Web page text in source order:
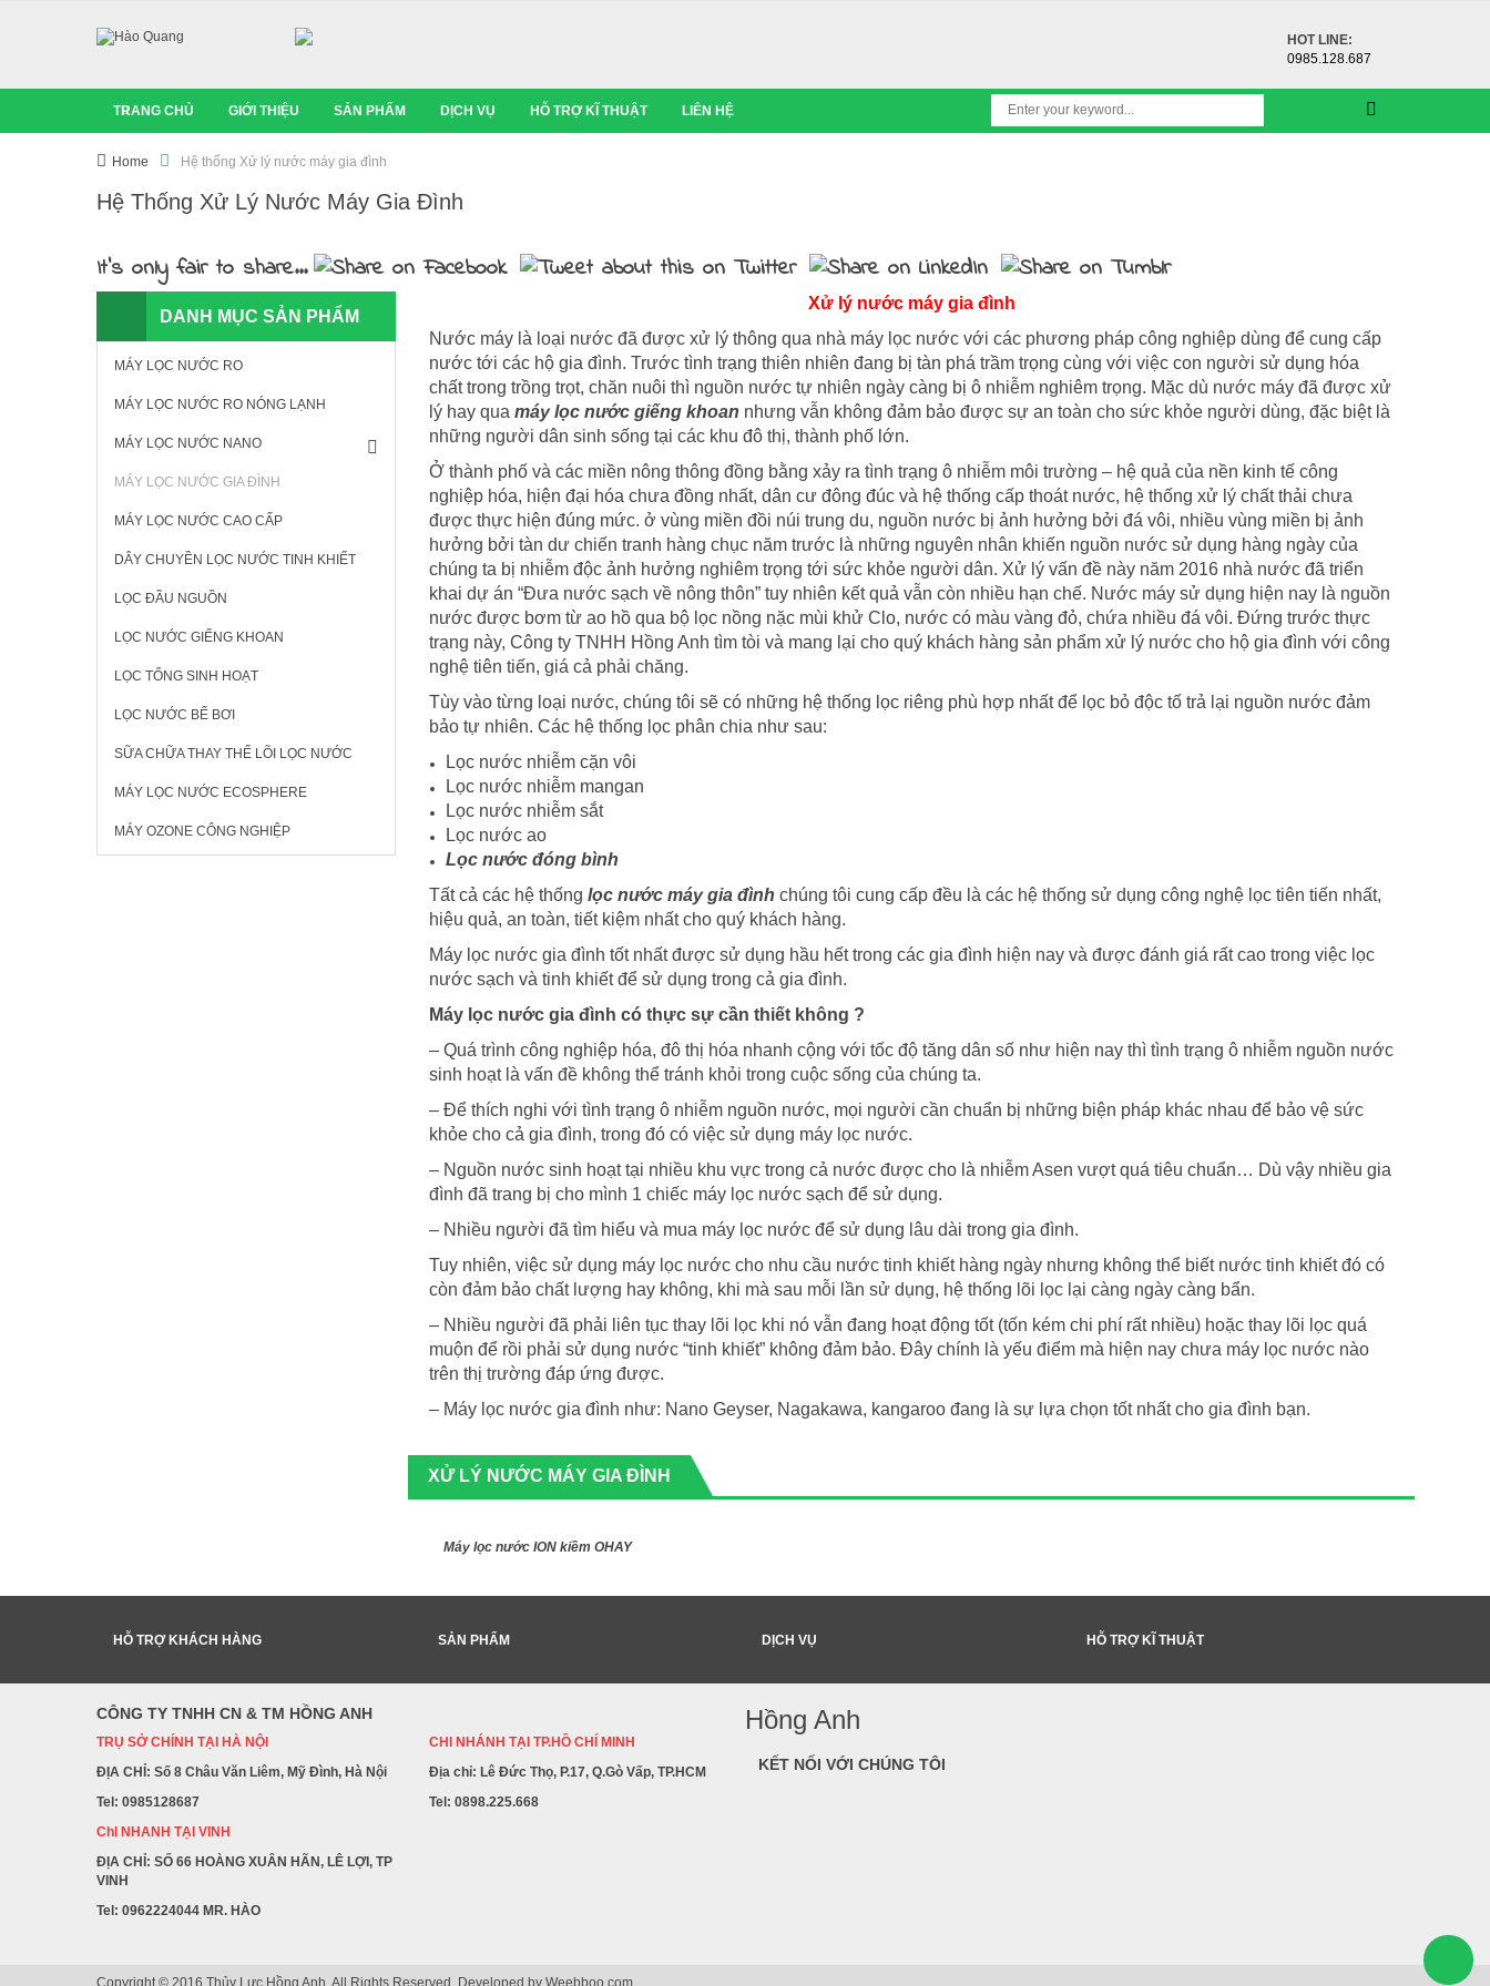
HOT LINE:
0985.128.687
TRANG CHỦ GIỚI THIỆU SẢN PHẨM DỊCH VỤ HỖ TRỢ KĨ THUẬT LIÊN HỆ
Home Hệ thống Xử lý nước máy gia đình
Hệ Thống Xử Lý Nước Máy Gia Đình
It's only fair to share...
DANH MỤC SẢN PHẨM
MÁY LỌC NƯỚC RO
MÁY LỌC NƯỚC RO NÓNG LẠNH
MÁY LỌC NƯỚC NANO
MÁY LỌC NƯỚC GIA ĐÌNH
MÁY LỌC NƯỚC CAO CẤP
DÂY CHUYỀN LỌC NƯỚC TINH KHIẾT
LỌC ĐẦU NGUỒN
LỌC NƯỚC GIẾNG KHOAN
LỌC TỔNG SINH HOẠT
LỌC NƯỚC BỂ BƠI
SỮA CHỮA THAY THẾ LÕI LỌC NƯỚC
MÁY LỌC NƯỚC ECOSPHERE
MÁY OZONE CÔNG NGHIỆP
Xử lý nước máy gia đình
Nước máy là loại nước đã được xử lý thông qua nhà máy lọc nước với các phương pháp công nghiệp dùng để cung cấp
nước tới các hộ gia đình. Trước tình trạng thiên nhiên đang bị tàn phá trầm trọng cùng với việc con người sử dụng hóa
chất trong trồng trọt, chăn nuôi thì nguồn nước tự nhiên ngày càng bị ô nhiễm nghiêm trọng. Mặc dù nước máy đã được xử
lý hay qua máy lọc nước giếng khoan nhưng vẫn không đảm bảo được sự an toàn cho sức khỏe người dùng, đặc biệt là
những người dân sinh sống tại các khu đô thị, thành phố lớn.
Ở thành phố và các miền nông thông đồng bằng xảy ra tình trạng ô nhiễm môi trường – hệ quả của nền kinh tế công
nghiệp hóa, hiện đại hóa chưa đồng nhất, dân cư đông đúc và hệ thống cấp thoát nước, hệ thống xử lý chất thải chưa
được thực hiện đúng mức. ở vùng miền đồi núi trung du, nguồn nước bị ảnh hưởng bởi đá vôi, nhiều vùng miền bị ảnh
hưởng bởi tàn dư chiến tranh hàng chục năm trước là những nguyên nhân khiến nguồn nước sử dụng hàng ngày của
chúng ta bị nhiễm độc ảnh hưởng nghiêm trọng tới sức khỏe người dân. Xử lý vấn đề này năm 2016 nhà nước đã triển
khai dự án “Đưa nước sạch về nông thôn” tuy nhiên kết quả vẫn còn nhiều hạn chế. Nước máy sử dụng hiện nay là nguồn
nước được bơm từ ao hồ qua bộ lọc nồng nặc mùi khử Clo, nước có màu vàng đỏ, chứa nhiều đá vôi. Đứng trước thực
trạng này, Công ty TNHH Hồng Anh tìm tòi và mang lại cho quý khách hàng sản phẩm xử lý nước cho hộ gia đình với công
nghệ tiên tiến, giá cả phải chăng.
Tùy vào từng loại nước, chúng tôi sẽ có những hệ thống lọc riêng phù hợp nhất để lọc bỏ độc tố trả lại nguồn nước đảm
bảo tự nhiên. Các hệ thống lọc phân chia như sau:
Lọc nước nhiễm cặn vôi
Lọc nước nhiễm mangan
Lọc nước nhiễm sắt
Lọc nước ao
Lọc nước đóng bình
Tất cả các hệ thống lọc nước máy gia đình chúng tôi cung cấp đều là các hệ thống sử dụng công nghệ lọc tiên tiến nhất,
hiệu quả, an toàn, tiết kiệm nhất cho quý khách hàng.
Máy lọc nước gia đình tốt nhất được sử dụng hầu hết trong các gia đình hiện nay và được đánh giá rất cao trong việc lọc
nước sạch và tinh khiết để sử dụng trong cả gia đình.
Máy lọc nước gia đình có thực sự cần thiết không ?
– Quá trình công nghiệp hóa, đô thị hóa nhanh cộng với tốc độ tăng dân số như hiện nay thì tình trạng ô nhiễm nguồn nước
sinh hoạt là vấn đề không thể tránh khỏi trong cuộc sống của chúng ta.
– Để thích nghi với tình trạng ô nhiễm nguồn nước, mọi người cần chuẩn bị những biện pháp khác nhau để bảo vệ sức
khỏe cho cả gia đình, trong đó có việc sử dụng máy lọc nước.
– Nguồn nước sinh hoạt tại nhiều khu vực trong cả nước được cho là nhiễm Asen vượt quá tiêu chuẩn… Dù vậy nhiều gia
đình đã trang bị cho mình 1 chiếc máy lọc nước sạch để sử dụng.
– Nhiều người đã tìm hiểu và mua máy lọc nước để sử dụng lâu dài trong gia đình.
Tuy nhiên, việc sử dụng máy lọc nước cho nhu cầu nước tinh khiết hàng ngày nhưng không thể biết nước tinh khiết đó có
còn đảm bảo chất lượng hay không, khi mà sau mỗi lần sử dụng, hệ thống lõi lọc lại càng ngày càng bẩn.
– Nhiều người đã phải liên tục thay lõi lọc khi nó vẫn đang hoạt động tốt (tốn kém chi phí rất nhiều) hoặc thay lõi lọc quá
muộn để rồi phải sử dụng nước “tinh khiết” không đảm bảo. Đây chính là yếu điểm mà hiện nay chưa máy lọc nước nào
trên thị trường đáp ứng được.
– Máy lọc nước gia đình như: Nano Geyser, Nagakawa, kangaroo đang là sự lựa chọn tốt nhất cho gia đình bạn.
XỬ LÝ NƯỚC MÁY GIA ĐÌNH
Máy lọc nước ION kiềm OHAY
HỖ TRỢ KHÁCH HÀNG SẢN PHẨM DỊCH VỤ HỖ TRỢ KĨ THUẬT
CÔNG TY TNHH CN & TM HỒNG ANH
TRỤ SỞ CHÍNH TẠI HÀ NỘI
ĐỊA CHỈ: Số 8 Châu Văn Liêm, Mỹ Đình, Hà Nội
Tel: 0985128687
ChI NHANH TẠI VINH
ĐỊA CHỈ: SỐ 66 HOÀNG XUÂN HÃN, LÊ LỢI, TP
VINH
Tel: 0962224044 MR. HÀO
CHI NHÁNH TẠI TP.HỒ CHÍ MINH
Địa chỉ: Lê Đức Thọ, P.17, Q.Gò Vấp, TP.HCM
Tel: 0898.225.668
Hồng Anh
KẾT NỐI VỚI CHÚNG TÔI
Copyright © 2016 Thủy Lực Hồng Anh. All Rights Reserved. Developed by Weebboo.com